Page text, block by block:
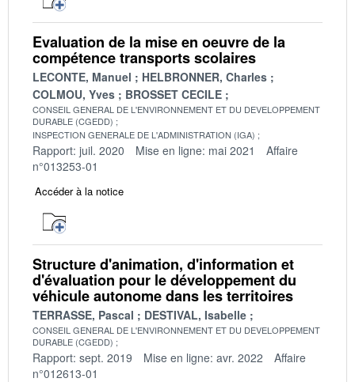
Evaluation de la mise en oeuvre de la
compétence transports scolaires
LECONTE, Manuel
HELBRONNER, Charles
COLMOU, Yves
BROSSET CECILE
CONSEIL GENERAL DE L'ENVIRONNEMENT ET DU DEVELOPPEMENT
DURABLE (CGEDD)
INSPECTION GENERALE DE L'ADMINISTRATION (IGA)
Rapport: juil. 2020 Mise en ligne: mai 2021
Affaire
n°013253-01
Accéder à la notice
Structure d'animation, d'information et
d'évaluation pour le développement du
véhicule autonome dans les territoires
TERRASSE, Pascal DESTIVAL, Isabelle
CONSEIL GENERAL DE L'ENVIRONNEMENT ET DU DEVELOPPEMENT
DURABLE (CGEDD)
Rapport: sept. 2019 Mise en ligne: avr. 2022
Affaire
n°012613-01